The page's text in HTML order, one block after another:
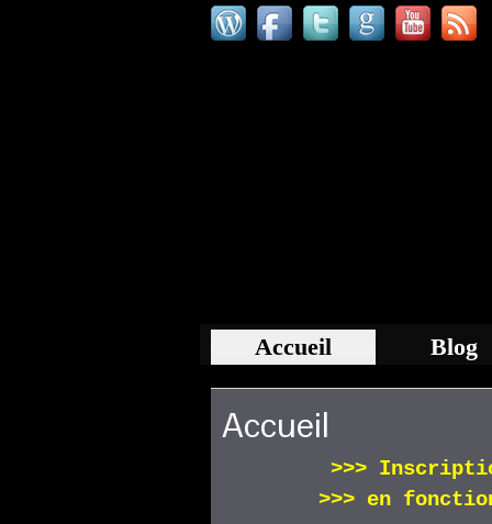
Accueil Blog
Accueil
>>>
>>> en